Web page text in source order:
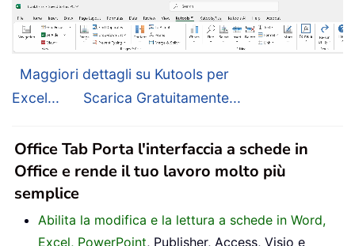
Maggiori dettagli su Kutools per
Excel...
Scarica Gratuitamente...
Office Tab Porta l'interfaccia a schede in
Office e rende il tuo lavoro molto più
semplice
Abilita la modifica e la lettura a schede in Word,
Excel, PowerPoint, Publisher, Access, Visio e